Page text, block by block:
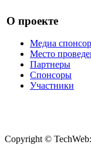
О проекте
Медиа
Место
Партнеры
Спонсоры
Участники
Copyright ©